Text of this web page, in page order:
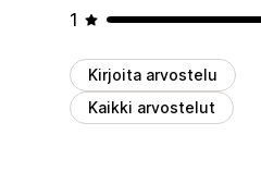
1
Kirjoita arvostelu
Kaikki arvostelut